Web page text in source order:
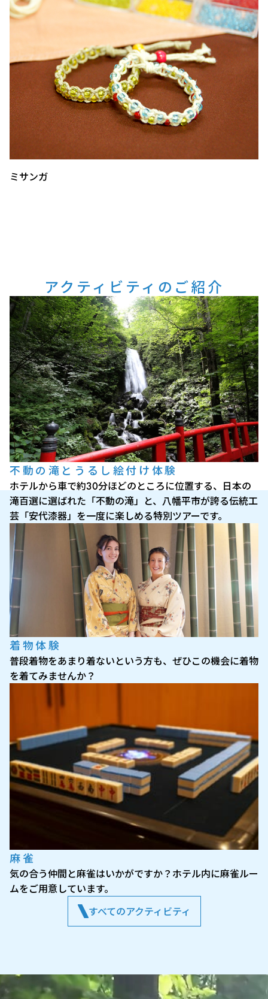
ミサンガ
アクティビティのご紹介
不動の滝とうるし絵付け体験
ホテルから車で約30分ほどのところに位置する、日本の
滝百選に選ばれた「不動の滝」と、八幡平市が誇る伝統工
芸「安代漆器」を一度に楽しめる特別ツアーです。
着物体験
普段着物をあまり着ないという方も、ぜひこの機会に着物
を着てみませんか？
麻雀
気の合う仲間と麻雀はいかがですか？ホテル内に麻雀ルー
ムをご用意しています。
すべてのアクティビティ